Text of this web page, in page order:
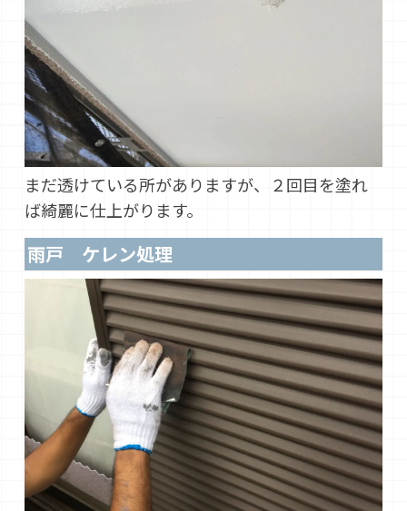
まだ透けている所がありますが、２回目を塗れ
ば綺麗に仕上がります。
雨戸 ケレン処理